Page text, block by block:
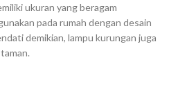
ukuran yang beragam
pada rumah dengan desain
demikian, lampu kurungan juga